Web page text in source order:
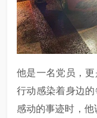
他是一名党员，
行动感染着身边
感动的事迹时，他